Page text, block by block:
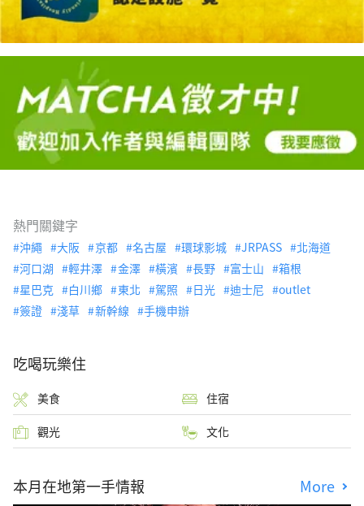
熱門關鍵字
沖繩 大阪 京都 名古屋 環球影城 JRPASS
北海道
河口湖
輕井澤 金澤 橫濱 長野 富士山
箱根
星巴克
白川鄉 東北 駕照 日光 迪士尼
outlet
簽證
淺草 新幹線 手機申辦
吃喝玩樂住
美食 住宿
觀光 文化
本月在地第一手情報 More